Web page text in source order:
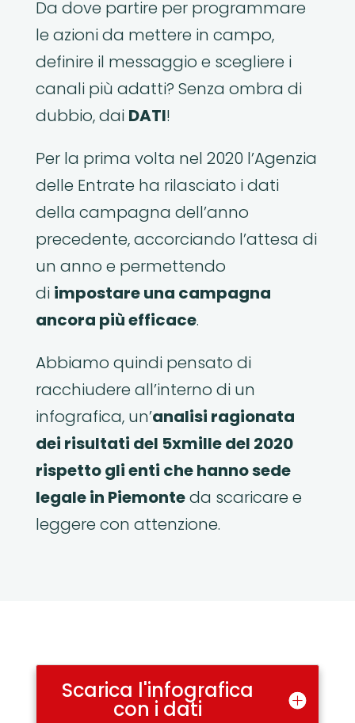
Da dove partire per programmare
le azioni da mettere in campo,
definire il messaggio e scegliere i
canali più adatti? Senza ombra di
dubbio, dai DATI!
Per la prima volta nel 2020 l’Agenzia
delle Entrate ha rilasciato i dati
della campagna dell’anno
precedente, accorciando l’attesa di
un anno e permettendo
di impostare una campagna
ancora più efficace.
Abbiamo quindi pensato di
racchiudere all’interno di un
infografica, un’analisi ragionata
dei risultati del 5xmille del 2020
rispetto gli enti che hanno sede
legale in Piemonteda scaricare e
leggere con attenzione.
Scarica l'infografica
con i dati